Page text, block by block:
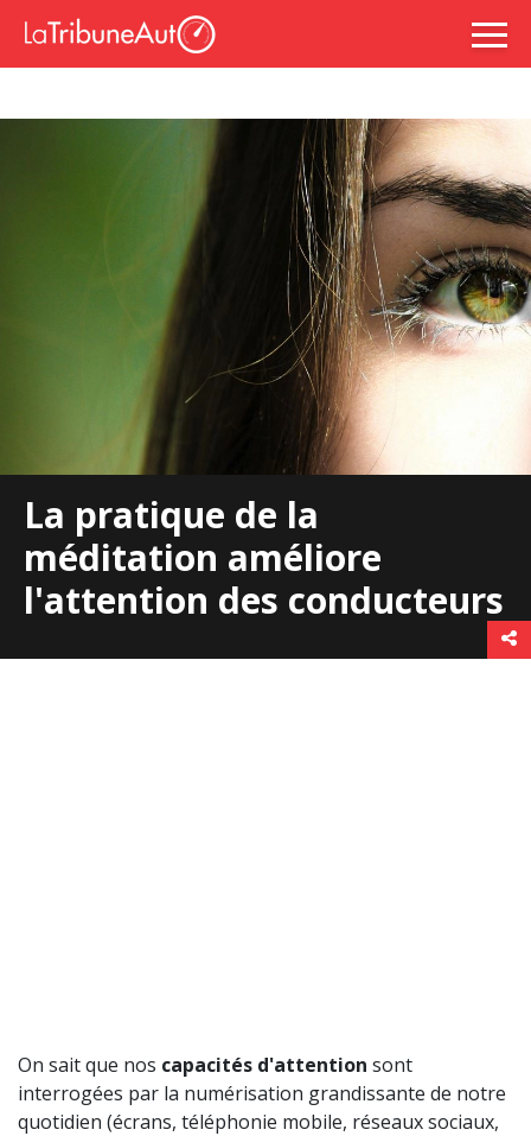
La pratique de la
méditation améliore
l'attention des conducteurs
On sait que nos capacités d'attention sont
interrogées par la numérisation grandissante de notre
quotidien (écrans, téléphonie mobile, réseaux sociaux,